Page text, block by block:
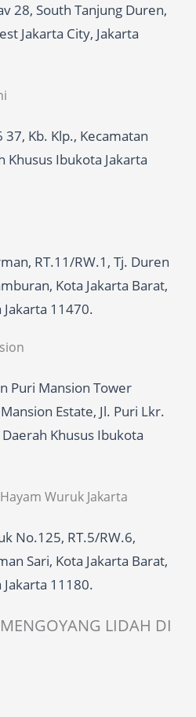
28, South Tanjung Duren,
Jakarta City, Jakarta
Kb. Klp., Kecamatan
Khusus Ibukota Jakarta
RT.11/RW.1, Tj. Duren
Kota Jakarta Barat,
11470.
Puri Mansion Tower
Estate, Jl. Puri Lkr.
Khusus Ibukota
Wuruk Jakarta
No.125, RT.5/RW.6,
Sari, Kota Jakarta Barat,
11180.
LIDAH DI